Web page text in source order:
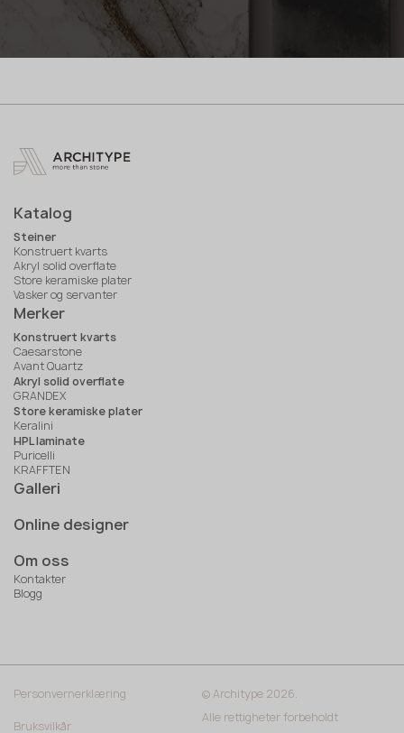
Katalog
Steiner
Konstruert kvarts
Akryl solid overflate
Store keramiske plater
Vasker og servanter
Merker
Konstruert kvarts
Caesarstone
Avant Quartz
Akryl solid overflate
GRANDEX
Store keramiske plater
Keralini
HPL laminate
Puricelli
KRAFFTEN
Galleri
Online designer
Om oss
Kontakter
Blogg
© Architype 2026.
Alle rettigheter forbeholdt
Personvernerklæring
Bruksvilkår